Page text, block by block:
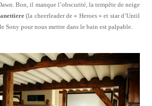
Bon, il manque l’obscurité, la tempête de neige
(la cheerleader de « Heroes » et star d’Until
Sony pour nous mettre dans le bain est palpable.